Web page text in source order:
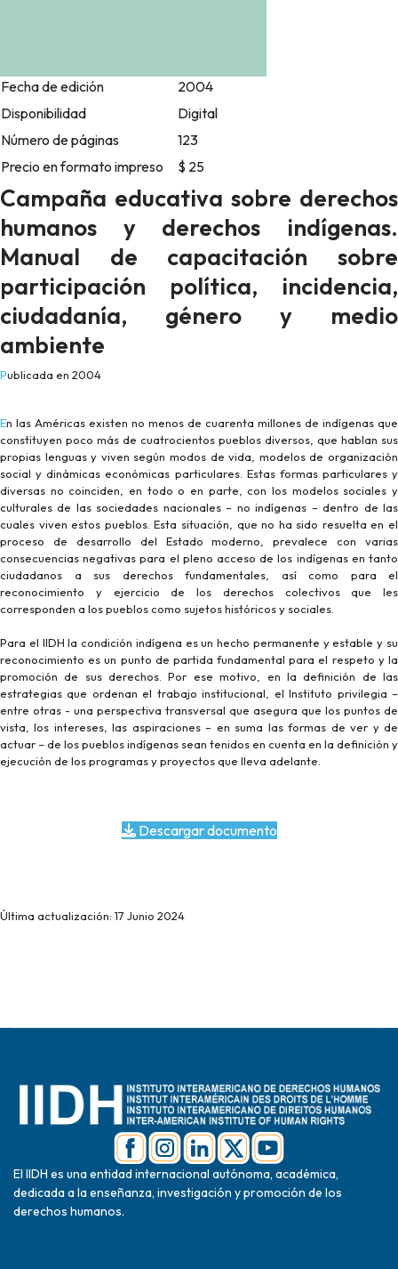
Fecha de edición
2004
Disponibilidad
Digital
Número de páginas
123
Precio en formato impreso
$ 25
Campaña educativa sobre derechos
humanos y derechos indígenas.
Manual de capacitación sobre
participación política, incidencia,
ciudadanía, género y medio
ambiente
Publicada en 2004
En las Américas existen no menos de cuarenta millones de indígenas que
constituyen poco más de cuatrocientos pueblos diversos, que hablan sus
propias lenguas y viven según modos de vida, modelos de organización
social y dinámicas económicas particulares. Estas formas particulares y
diversas no coinciden, en todo o en parte, con los modelos sociales y
culturales de las sociedades nacionales – no indígenas – dentro de las
cuales viven estos pueblos. Esta situación, que no ha sido resuelta en el
proceso de desarrollo del Estado moderno, prevalece con varias
consecuencias negativas para el pleno acceso de los indígenas en tanto
ciudadanos a sus derechos fundamentales, así como para el
reconocimiento y ejercicio de los derechos colectivos que les
corresponden a los pueblos como sujetos históricos y sociales.
Para el IIDH la condición indígena es un hecho permanente y estable y su
reconocimiento es un punto de partida fundamental para el respeto y la
promoción de sus derechos. Por ese motivo, en la definición de las
estrategias que ordenan el trabajo institucional, el Instituto privilegia –
entre otras - una perspectiva transversal que asegura que los puntos de
vista, los intereses, las aspiraciones – en suma las formas de ver y de
actuar – de los pueblos indígenas sean tenidos en cuenta en la definición y
ejecución de los programas y proyectos que lleva adelante.
Descargar documento
Última actualización: 17 Junio 2024
El IIDH es una entidad internacional autónoma, académica,
dedicada a la enseñanza, investigación y promoción de los
derechos humanos.